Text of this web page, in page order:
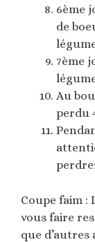
6ème
de
7ème
Au
perdu
Coupe faim :
vous faire
que